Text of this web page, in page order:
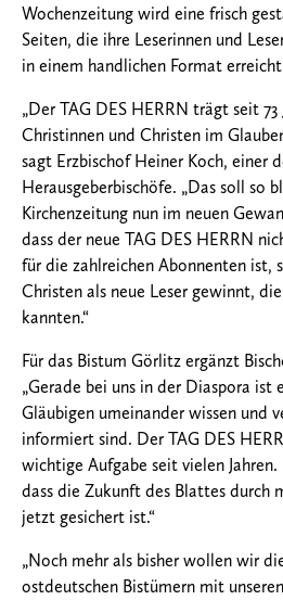
Wochenzeitung wird eine frisch
Seiten, die ihre Leserinnen und
in einem handlichen Format
„Der TAG DES HERRN trägt seit 73
Christinnen und Christen im
sagt Erzbischof Heiner Koch, einer
Herausgeberbischöfe. „Das soll so
Kirchenzeitung nun im neuen
dass der neue TAG DES HERRN
für die zahlreichen Abonnenten ist,
Christen als neue Leser gewinnt,
kannten.“
Für das Bistum Görlitz ergänzt
„Gerade bei uns in der Diaspora ist
Gläubigen umeinander wissen und
informiert sind. Der TAG DES
wichtige Aufgabe seit vielen
dass die Zukunft des Blattes durch
jetzt gesichert ist.“
„Noch mehr als bisher wollen wir
ostdeutschen Bistümern mit